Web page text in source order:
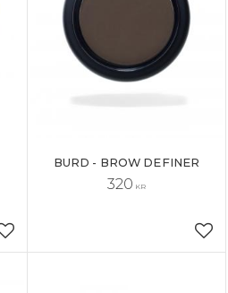
Lägg till i favoriter
BURD - BROW DEFINER
320 KR